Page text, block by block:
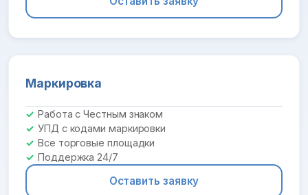
Маркировка
Работа с Честным знаком
УПД с кодами маркировки
Все торговые площадки
Поддержка 24/7
Оставить заявку